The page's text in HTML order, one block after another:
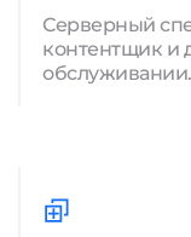
Серверный
контентщик и
обслуживании.